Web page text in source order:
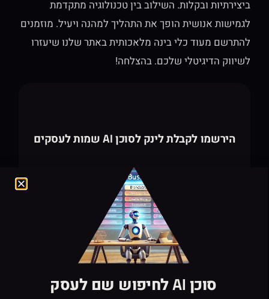
ביצירתיות ובקלות. השילוב בין טכנולוגיה מתקדמת
לגמישות אנושית הופך את התהליך למהנה ויעיל. מוזמנים
להתרשם מעוד כלי בינה מלאכותית באתר שלנו שיעזרו
לשיווק הדיגיטלי שלכם. בהצלחה!
הירשמו לקבלת לינק לסוכן AI שמות לעסקים
סוכן AI לחיפוש שם לעסק